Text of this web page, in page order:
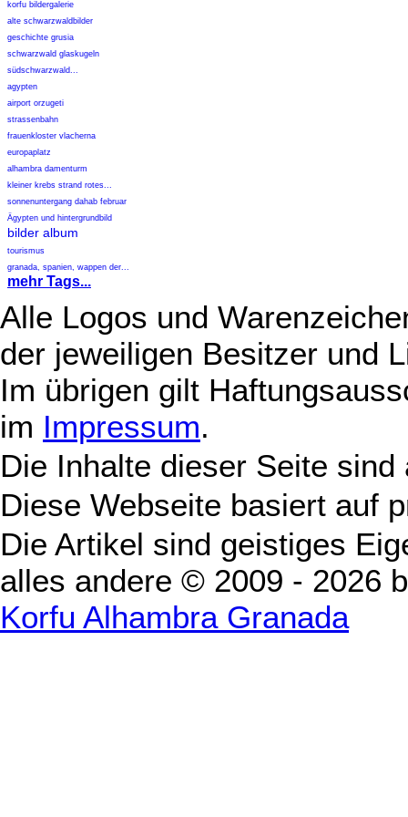
korfu bildergalerie
alte schwarzwaldbilder
geschichte grusia
schwarzwald glaskugeln
südschwarzwald...
agypten
airport orzugeti
strassenbahn
frauenkloster vlacherna
europaplatz
alhambra damenturm
kleiner krebs strand rotes...
sonnenuntergang dahab februar
Ägypten und hintergrundbild
bilder album
tourismus
granada, spanien, wappen der...
mehr Tags...
Alle Logos und
der jeweiligen Besitzer und
Im übrigen gilt
im Impressum.
Die Inhalte dieser Seite
Diese Webseite basiert auf
Die Artikel sind geistiges
alles andere © 2009 - 2026
Korfu Alhambra Granada